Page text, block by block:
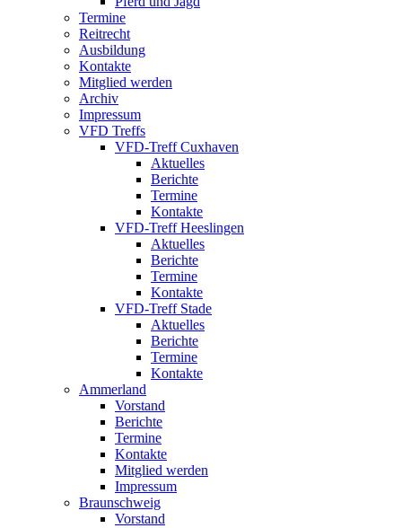
Termine
Reitrecht
Ausbildung
Kontakte
Mitglied werden
Archiv
Impressum
VFD Treffs
VFD-Treff Cuxhaven
Aktuelles
Berichte
Termine
Kontakte
VFD-Treff Heeslingen
Aktuelles
Berichte
Termine
Kontakte
VFD-Treff Stade
Aktuelles
Berichte
Termine
Kontakte
Ammerland
Vorstand
Berichte
Termine
Kontakte
Mitglied werden
Impressum
Braunschweig
Vorstand